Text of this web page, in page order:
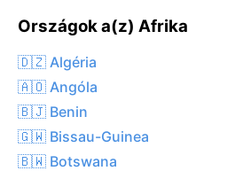
Országok a(z) Afrika
🇩🇿 Algéria
🇦🇴 Angóla
🇧🇯 Benin
🇬🇼 Bissau-Guinea
🇧🇼 Botswana